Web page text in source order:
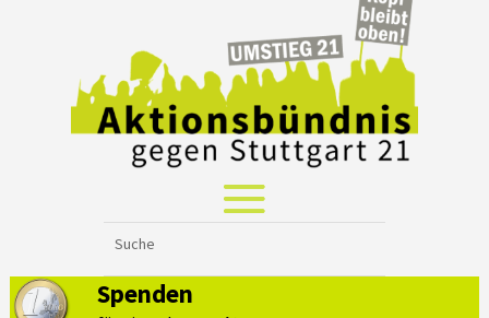
Spenden